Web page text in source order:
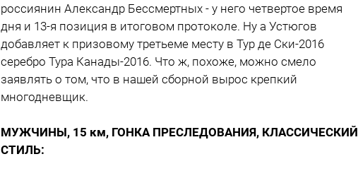
россиянин Александр Бессмертных - у него четвертое время
дня и 13-я позиция в итоговом протоколе. Ну а Устюгов
добавляет к призовому третьеме месту в Тур де Ски-2016
серебро Тура Канады-2016. Что ж, похоже, можно смело
заявлять о том, что в нашей сборной вырос крепкий
многодневщик.
МУЖЧИНЫ, 15 км, ГОНКА ПРЕСЛЕДОВАНИЯ, КЛАССИЧЕСКИЙ
СТИЛЬ: